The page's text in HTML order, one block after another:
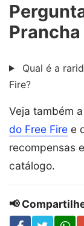
Qual é a
Fire?
Veja também
do Free Fire e
recompensas
catálogo.
📢